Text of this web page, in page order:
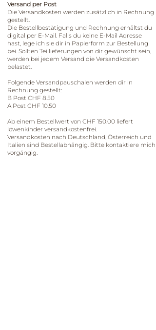
Versand per Post
Die Versandkosten werden zusätzlich in Rechnung
gestellt.
Die Bestellbestätigung und Rechnung erhältst du
digital per E-Mail. Falls du keine E-Mail Adresse
hast, lege ich sie dir in Papierform zur Bestellung
bei. Sollten Teillieferungen von dir gewünscht sein,
werden bei jedem Versand die Versandkosten
belastet.
Folgende Versandpauschalen werden dir in
Rechnung gestellt:
B Post CHF 8.50
A Post CHF 10.50
Ab einem Bestellwert von CHF 150.00 liefert
löwenkinder versandkostenfrei.
Versandkosten nach Deutschland, Österreich und
Italien ​sind Bestellabhängig. Bitte kontaktiere mich
vorgängig.​